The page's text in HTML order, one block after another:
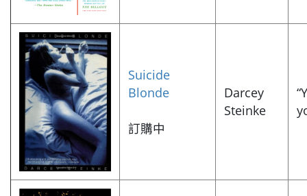
Suicide
Blonde
訂購中
Darcey
Steinke